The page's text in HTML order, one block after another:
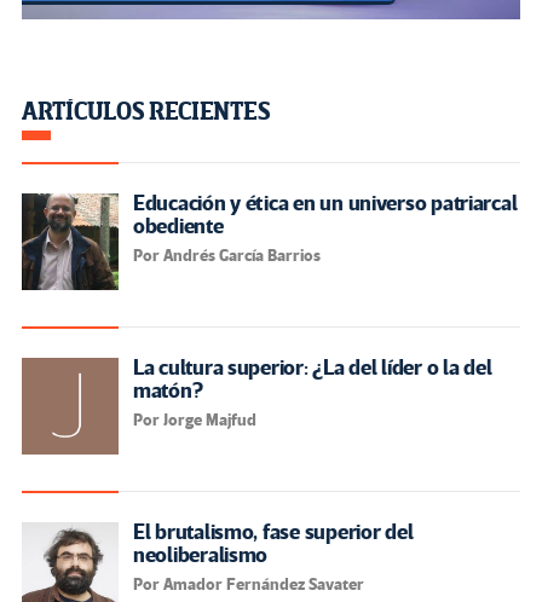
ARTÍCULOS RECIENTES
Educación y ética en un universo patriarcal
obediente
Por Andrés García Barrios
La cultura superior: ¿La del líder o la del
matón?
Por Jorge Majfud
El brutalismo, fase superior del
neoliberalismo
Por Amador Fernández Savater